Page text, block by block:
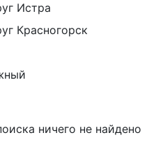
Истра
Красногорск
ничего не найдено